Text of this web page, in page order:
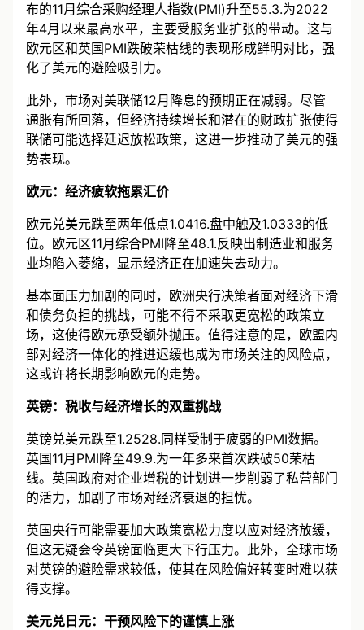
布的11月综合采购经理人指数(PMI)升至55.3.为2022
年4月以来最高水平，主要受服务业扩张的带动。这与
欧元区和英国PMI跌破荣枯线的表现形成鲜明对比，强
化了美元的避险吸引力。
此外，市场对美联储12月降息的预期正在减弱。尽管
通胀有所回落，但经济持续增长和潜在的财政扩张使得
联储可能选择延迟放松政策，这进一步推动了美元的强
势表现。
欧元：经济疲软拖累汇价
欧元兑美元跌至两年低点1.0416.盘中触及1.0333的低
位。欧元区11月综合PMI降至48.1.反映出制造业和服务
业均陷入萎缩，显示经济正在加速失去动力。
基本面压力加剧的同时，欧洲央行决策者面对经济下滑
和债务负担的挑战，可能不得不采取更宽松的政策立
场，这使得欧元承受额外抛压。值得注意的是，欧盟内
部对经济一体化的推进迟缓也成为市场关注的风险点，
这或许将长期影响欧元的走势。
英镑：税收与经济增长的双重挑战
英镑兑美元跌至1.2528.同样受制于疲弱的PMI数据。
英国11月PMI降至49.9.为一年多来首次跌破50荣枯
线。英国政府对企业增税的计划进一步削弱了私营部门
的活力，加剧了市场对经济衰退的担忧。
英国央行可能需要加大政策宽松力度以应对经济放缓，
但这无疑会令英镑面临更大下行压力。此外，全球市场
对英镑的避险需求较低，使其在风险偏好转变时难以获
得支撑。
美元兑日元：干预风险下的谨慎上涨